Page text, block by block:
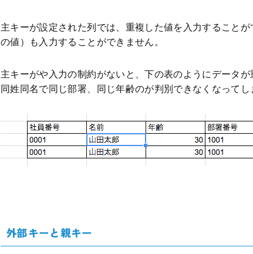
主キーが設定された列では、重複した値を入力すること
の値）も入力することができません。
主キーがや入力の制約がないと、下の表のようにデータが
同姓同名で同じ部署、同じ年齢のが判別できなくなってし
外部キーと親キー